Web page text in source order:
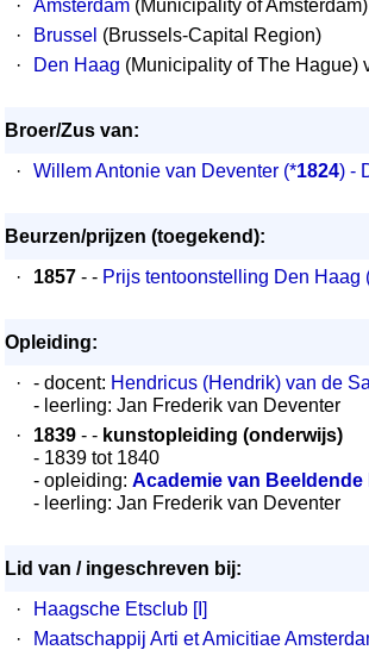
·
Amsterdam (Municipality of Amsterdam)
·
Brussel (Brussels-Capital Region)
·
Den Haag (Municipality of The Hague)
Broer/Zus van:
·
Willem Antonie van Deventer (*1824) -
Beurzen/prijzen (toegekend):
·
1857 - - Prijs tentoonstelling Den Haag
Opleiding:
·
- docent: Hendricus (Hendrik) van de
- leerling: Jan Frederik van Deventer
·
1839 - - kunstopleiding (onderwijs)
- 1839 tot 1840
- opleiding: Academie van
- leerling: Jan Frederik van Deventer
Lid van / ingeschreven bij:
·
Haagsche Etsclub [I]
·
Maatschappij Arti et Amicitiae